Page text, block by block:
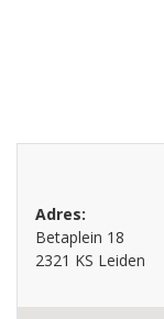
Adres:
Betaplein 18
2321 KS Leiden